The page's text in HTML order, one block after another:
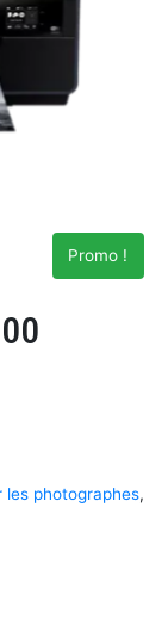
Promo !
les photographes,